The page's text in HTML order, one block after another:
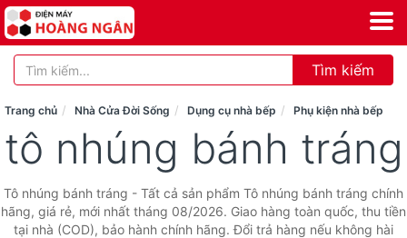
Tìm kiếm
Trang chủ Nhà Cửa Đời Sống Dụng cụ nhà bếp Phụ kiện nhà bếp
tô nhúng bánh tráng
Tô nhúng bánh tráng - Tất cả sản phẩm Tô nhúng bánh tráng chính
hãng, giá rẻ, mới nhất tháng 08/2026. Giao hàng toàn quốc, thu tiền
tại nhà (COD), bảo hành chính hãng. Đổi trả hàng nếu không hài